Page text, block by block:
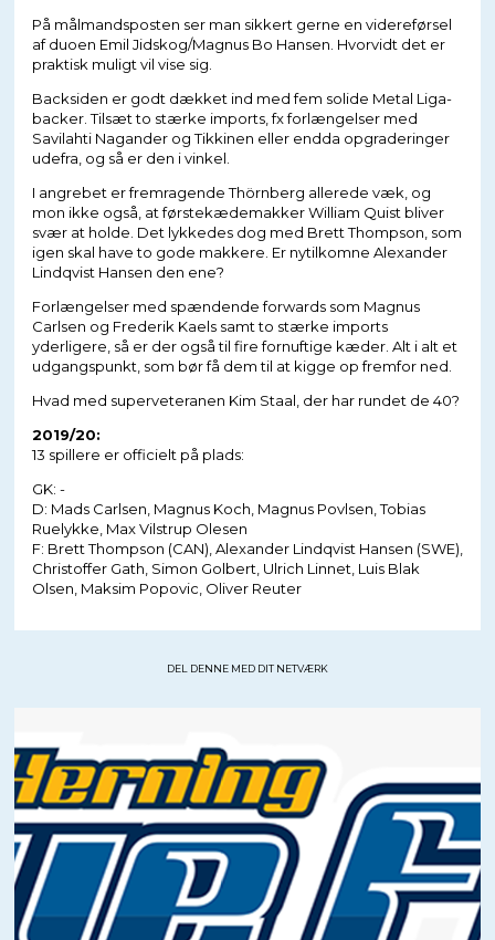
På målmandsposten ser man sikkert gerne en videreførsel
af duoen Emil Jidskog/Magnus Bo Hansen. Hvorvidt det er
praktisk muligt vil vise sig.
Backsiden er godt dækket ind med fem solide Metal Liga-
backer. Tilsæt to stærke imports, fx forlængelser med
Savilahti Nagander og Tikkinen eller endda opgraderinger
udefra, og så er den i vinkel.
I angrebet er fremragende Thörnberg allerede væk, og
mon ikke også, at førstekædemakker William Quist bliver
svær at holde. Det lykkedes dog med Brett Thompson, som
igen skal have to gode makkere. Er nytilkomne Alexander
Lindqvist Hansen den ene?
Forlængelser med spændende forwards som Magnus
Carlsen og Frederik Kaels samt to stærke imports
yderligere, så er der også til fire fornuftige kæder. Alt i alt et
udgangspunkt, som bør få dem til at kigge op fremfor ned.
Hvad med superveteranen Kim Staal, der har rundet de 40?
2019/20:
13 spillere er officielt på plads:
GK: -
D: Mads Carlsen, Magnus Koch, Magnus Povlsen, Tobias
Ruelykke, Max Vilstrup Olesen
F: Brett Thompson (CAN), Alexander Lindqvist Hansen (SWE),
Christoffer Gath, Simon Golbert, Ulrich Linnet, Luis Blak
Olsen, Maksim Popovic, Oliver Reuter
DEL DENNE MED DIT NETVÆRK